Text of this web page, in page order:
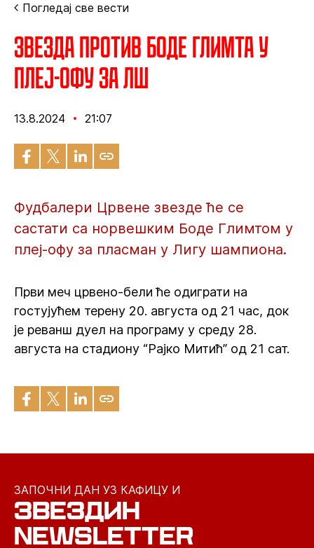
Погледај све вести
Звезда против Боде Глимта у
плеј-офу за ЛШ
13.8.2024 21:07
Фудбалери Црвене звезде ће се
састати са норвешким Боде Глимтом у
плеј-офу за пласман у Лигу шампиона.
Први меч црвено-бели ће одиграти на
гостујућем терену 20. августа од 21 час, док
је реванш дуел на програму у среду 28.
августа на стадиону “Рајко Митић” од 21 сат.
ЗАПОЧНИ ДАН УЗ КАФИЦУ И
ЗВЕЗДИН
NEWSLETTER